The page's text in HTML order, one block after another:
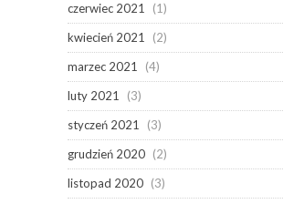
czerwiec 2021
(1)
kwiecień 2021
(2)
marzec 2021
(4)
luty 2021
(3)
styczeń 2021
(3)
grudzień 2020 (2)
listopad 2020 (3)